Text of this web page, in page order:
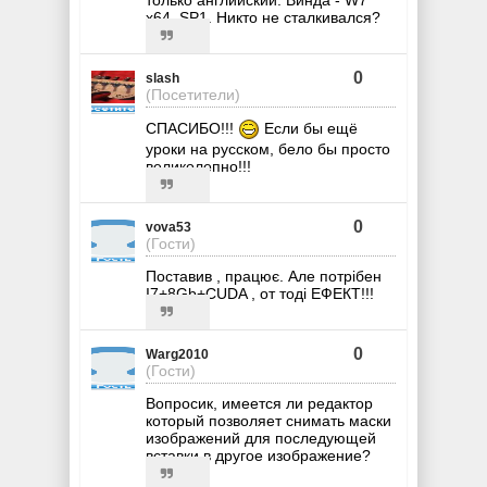
x64, SP1. Никто не сталкивался?
slash
(Посетители)
0
СПАСИБО!!!
Если бы ещё
уроки на русском, бело бы просто
великолепно!!!
vova53
(Гости)
0
Поставив , працює. Але потрібен
І7+8Gb+CUDA , от тоді ЕФЕКТ!!!
Warg2010
(Гости)
0
Вопросик, имеется ли редактор
который позволяет снимать маски
изображений для последующей
вставки в другое изображение?